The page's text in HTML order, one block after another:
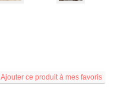
Ajouter ce produit à mes favoris